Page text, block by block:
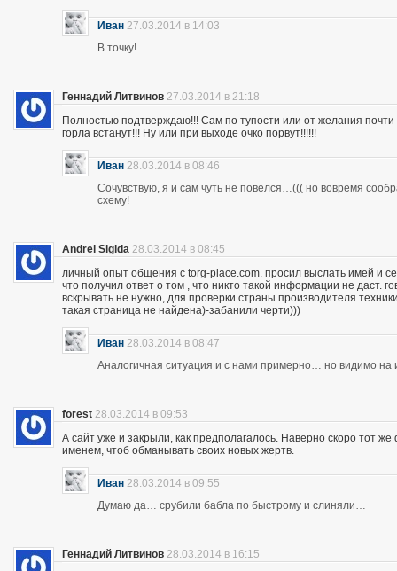
Иван 27.03.2014 в 14:03
В точку!
Геннадий Литвинов 27.03.2014 в 21:18
Полностью подтверждаю!!! Сам по тупости или от желания
горла встанут!!! Ну или при выходе очко порвут!!!!!!
Иван 28.03.2014 в 08:46
Сочувствую, я и сам чуть не повелся…((( но вовремя
схему!
Andrei Sigida 28.03.2014 в 08:45
личный опыт общения с torg-place.com. просил выслать имей и
что получил ответ о том , что никто такой информации не
вскрывать не нужно, для проверки страны производителя
такая страница не найдена)-забанили черти)))
Иван 28.03.2014 в 08:47
Аналогичная ситуация и с нами примерно… но видимо на
forest 28.03.2014 в 09:53
А сайт уже и закрыли, как предполагалось. Наверно скоро тот
именем, чтоб обманывать своих новых жертв.
Иван 28.03.2014 в 09:55
Думаю да… срубили бабла по быстрому и слиняли…
Геннадий Литвинов 28.03.2014 в 16:15